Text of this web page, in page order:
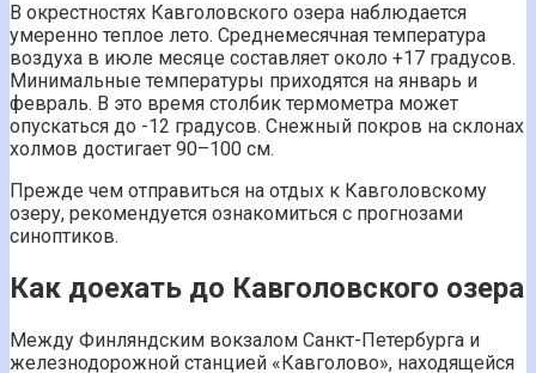
В окрестностях Кавголовского озера наблюдается
умеренно теплое лето. Среднемесячная температура
воздуха в июле месяце составляет около +17 градусов.
Минимальные температуры приходятся на январь и
февраль. В это время столбик термометра может
опускаться до -12 градусов. Снежный покров на склонах
холмов достигает 90–100 см.
Прежде чем отправиться на отдых к Кавголовскому
озеру, рекомендуется ознакомиться с прогнозами
синоптиков.
Как доехать до Кавголовского озера
Между Финляндским вокзалом Санкт-Петербурга и
железнодорожной станцией «Кавголово», находящейся